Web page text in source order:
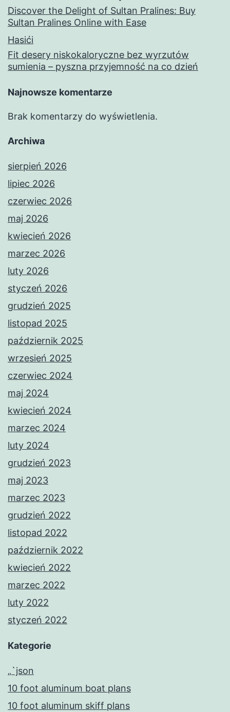
Discover the Delight of Sultan Pralines: Buy
Sultan Pralines Online with Ease
Hasići
Fit desery niskokaloryczne bez wyrzutów
sumienia – pyszna przyjemność na co dzień
Najnowsze komentarze
Brak komentarzy do wyświetlenia.
Archiwa
sierpień 2026
lipiec 2026
czerwiec 2026
maj 2026
kwiecień 2026
marzec 2026
luty 2026
styczeń 2026
grudzień 2025
listopad 2025
październik 2025
wrzesień 2025
czerwiec 2024
maj 2024
kwiecień 2024
marzec 2024
luty 2024
grudzień 2023
maj 2023
marzec 2023
grudzień 2022
listopad 2022
październik 2022
kwiecień 2022
marzec 2022
luty 2022
styczeń 2022
Kategorie
„`json
10 foot aluminum boat plans
10 foot aluminum skiff plans